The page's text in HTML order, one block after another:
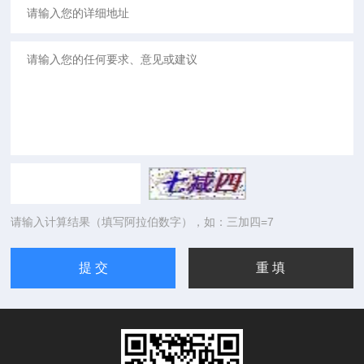
请输入计算结果（填写阿拉伯数字），如：三加四=7